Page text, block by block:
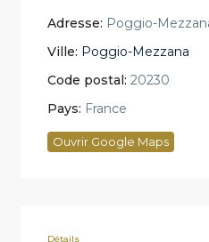
Adresse: Poggio-
Ville: Poggio-Mezzana
Code postal: 20230
Pays: France
Ouvrir Google Maps
Détails